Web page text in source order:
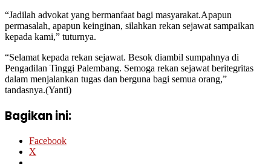
“Jadilah advokat yang bermanfaat bagi masyarakat.Apapun
permasalah, apapun keinginan, silahkan rekan sejawat sampaikan
kepada kami,” tuturnya.
“Selamat kepada rekan sejawat. Besok diambil sumpahnya di
Pengadilan Tinggi Palembang. Semoga rekan sejawat beritegritas
dalam menjalankan tugas dan berguna bagi semua orang,”
tandasnya.(Yanti)
Bagikan ini:
Facebook
X